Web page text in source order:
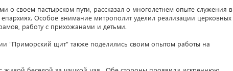
о своем пастырском пути, рассказал о многолетнем опыте служения в
Особое внимание митрополит уделил реализации церковных
работу с прихожанами и детьми.
"Приморский щит" также поделились своим опытом работы на